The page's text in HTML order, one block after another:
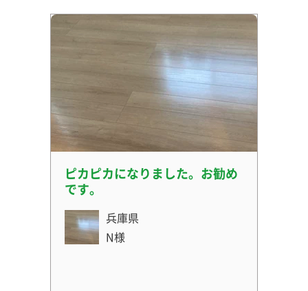
ピカピカになりました。お勧め
です。
兵庫県
N様